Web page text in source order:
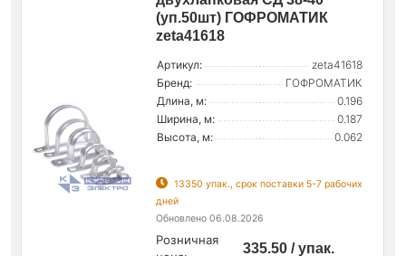
(уп.50шт) ГОФРОМАТИК
zeta41618
Артикул:
zeta41618
Бренд:
ГОФРОМАТИК
Длина, м:
0.196
Ширина, м:
0.187
Высота, м:
0.062
13350 упак., срок поставки 5-7 рабочих
дней
Обновлено 06.08.2026
Розничная
335.50 / упак.